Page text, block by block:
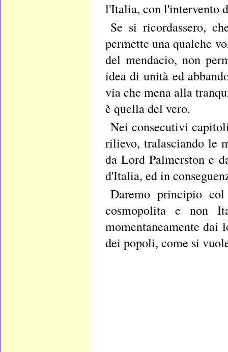
l'Italia, con l'intervento
Se si ricordassero,
permette una qualche
del mendacio, non
idea di unità ed
via che mena alla
è quella del vero.
Nei consecutivi
rilievo, tralasciando le
da Lord Palmerston e
d'Italia, ed in
Daremo principio
cosmopolita e non
momentaneamente dai
dei popoli, come si